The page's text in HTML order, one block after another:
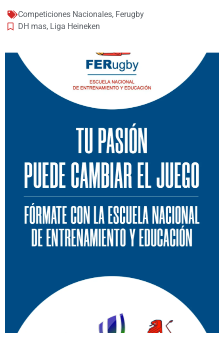
Competiciones Nacionales, Ferugby
DH mas, Liga Heineken